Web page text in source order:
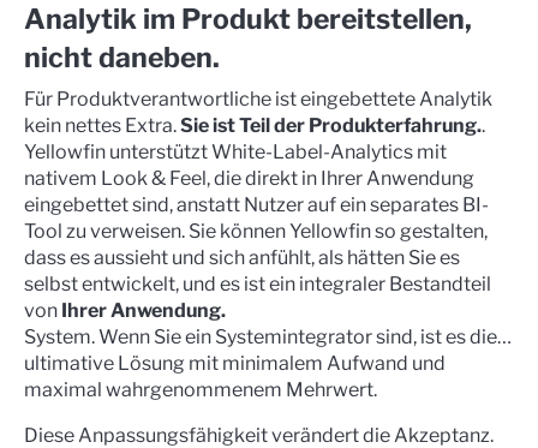
Analytik im Produkt bereitstellen,
nicht daneben.
Für Produktverantwortliche ist eingebettete Analytik
kein nettes Extra.Sie ist Teil der Produkterfahrung..
Yellowfin unterstützt White-Label-Analytics mit
nativem Look & Feel, die direkt in Ihrer Anwendung
eingebettet sind, anstatt Nutzer auf ein separates BI-
Tool zu verweisen. Sie können Yellowfin so gestalten,
dass es aussieht und sich anfühlt, als hätten Sie es
selbst entwickelt, und es ist ein integraler Bestandteil
von Ihrer Anwendung.
System. Wenn Sie ein Systemintegrator sind, ist es die…
ultimative Lösung mit minimalem Aufwand und
maximal wahrgenommenem Mehrwert.
Diese Anpassungsfähigkeit verändert die Akzeptanz.